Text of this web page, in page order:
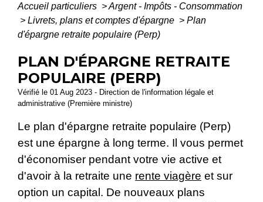
Accueil particuliers >Argent - Impôts - Consommation
> Livrets, plans et comptes d'épargne > Plan
d'épargne retraite populaire (Perp)
PLAN D'ÉPARGNE RETRAITE
POPULAIRE (PERP)
Vérifié le 01 Aug 2023 - Direction de l'information légale et
administrative (Première ministre)
Le plan d'épargne retraite populaire (Perp)
est une épargne à long terme. Il vous permet
d'économiser pendant votre vie active et
d'avoir à la retraite une rente viagère et sur
option un capital. De nouveaux plans